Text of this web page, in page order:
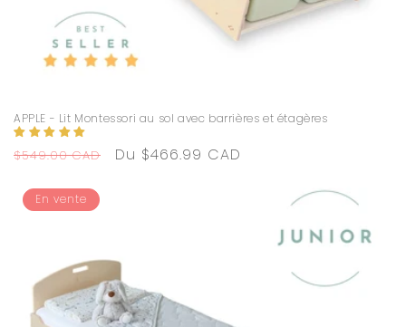
APPLE - Lit Montessori au sol avec barrières et étagères
Prix
$549.00 CAD
Prix
Du $466.99 CAD
En vente